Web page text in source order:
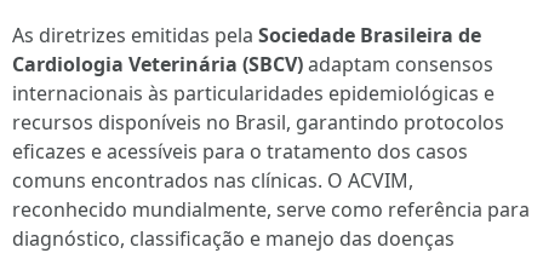
As diretrizes emitidas pela Sociedade Brasileira de
Cardiologia Veterinária (SBCV)adaptam consensos
internacionais às particularidades epidemiológicas e
recursos disponíveis no Brasil, garantindo protocolos
eficazes e acessíveis para o tratamento dos casos
comuns encontrados nas clínicas. O ACVIM,
reconhecido mundialmente, serve como referência para
diagnóstico, classificação e manejo das doenças